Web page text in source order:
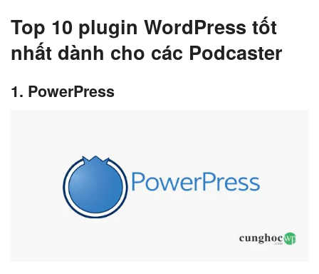
Top 10 plugin WordPress tốt
nhất dành cho các Podcaster
1. PowerPress